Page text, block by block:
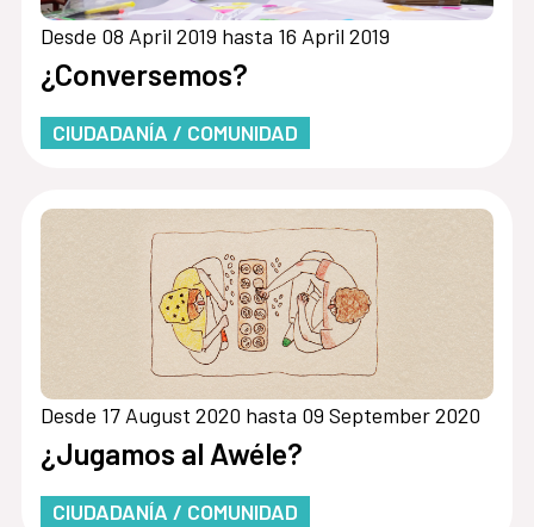
Desde 08 April 2019 hasta 16 April 2019
¿Conversemos?
CIUDADANÍA / COMUNIDAD
Desde 17 August 2020 hasta 09 September 2020
¿Jugamos al Awéle?
CIUDADANÍA / COMUNIDAD